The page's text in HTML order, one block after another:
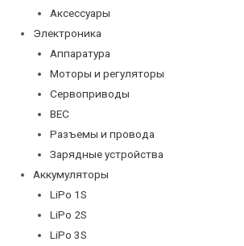
Аксессуары
Электроника
Аппаратура
Моторы и регуляторы
Сервоприводы
BEC
Разъемы и провода
Зарядные устройства
Аккумуляторы
LiPo 1S
LiPo 2S
LiPo 3S